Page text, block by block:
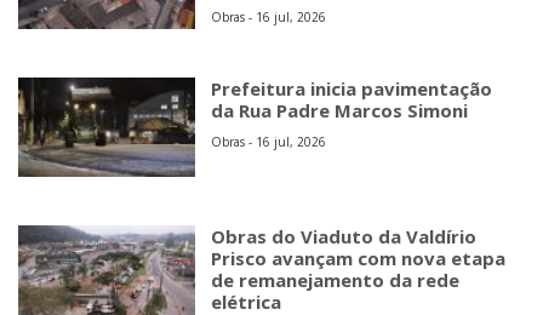
Obras - 16 jul, 2026
Prefeitura inicia pavimentação
da Rua Padre Marcos Simoni
Obras - 16 jul, 2026
Obras do Viaduto da Valdírio
Prisco avançam com nova etapa
de remanejamento da rede
elétrica